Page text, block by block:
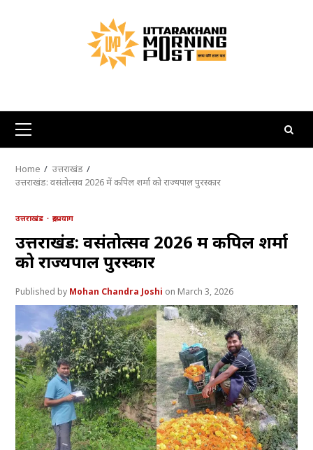
Primary
Menu
Home
उत्तराखंड
उत्तराखंड: वसंतोत्सव 2026 में कपिल शर्मा को राज्यपाल पुरस्कार
उत्तराखंड रुद्रप्रयाग
उत्तराखंड: वसंतोत्सव 2026 में कपिल शर्मा
को राज्यपाल पुरस्कार
Mohan Chandra Joshi March 3, 2026